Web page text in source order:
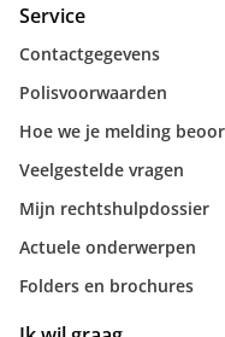
Service
Contactgegevens
Polisvoorwaarden
Hoe we je melding
Veelgestelde vragen
Mijn rechtshulpdossier
Actuele onderwerpen
Folders en brochures